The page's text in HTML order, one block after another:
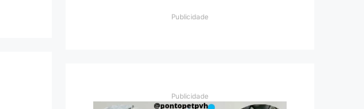
Publicidade
Publicidade